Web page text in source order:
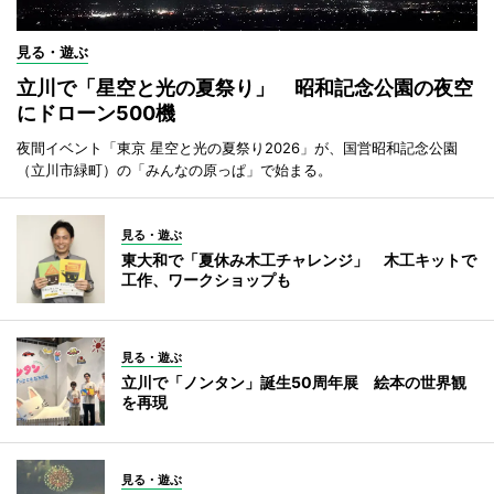
見る・遊ぶ
立川で「星空と光の夏祭り」 昭和記念公園の夜空
にドローン500機
夜間イベント「東京 星空と光の夏祭り2026」が、国営昭和記念公園
（立川市緑町）の「みんなの原っぱ」で始まる。
見る・遊ぶ
東大和で「夏休み木工チャレンジ」 木工キットで
工作、ワークショップも
見る・遊ぶ
立川で「ノンタン」誕生50周年展 絵本の世界観
を再現
見る・遊ぶ